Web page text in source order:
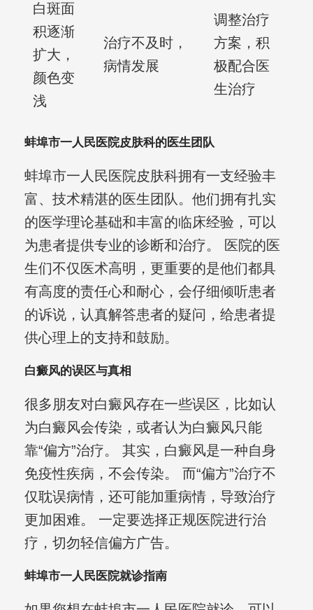
白斑面
积逐渐
扩大，
颜色变
浅
治疗不及时，
病情发展
调整治疗
方案，积
极配合医
生治疗
蚌埠市一人民医院皮肤科的医生团队
蚌埠市一人民医院皮肤科拥有一支经验丰
富、技术精湛的医生团队。他们拥有扎实
的医学理论基础和丰富的临床经验，可以
为患者提供专业的诊断和治疗。 医院的医
生们不仅医术高明，更重要的是他们都具
有高度的责任心和耐心，会仔细倾听患者
的诉说，认真解答患者的疑问，给患者提
供心理上的支持和鼓励。
白癜风的误区与真相
很多朋友对白癜风存在一些误区，比如认
为白癜风会传染，或者认为白癜风只能
靠“偏方”治疗。 其实，白癜风是一种自身
免疫性疾病，不会传染。 而“偏方”治疗不
仅耽误病情，还可能加重病情，导致治疗
更加困难。 一定要选择正规医院进行治
疗，切勿轻信偏方广告。
蚌埠市一人民医院就诊指南